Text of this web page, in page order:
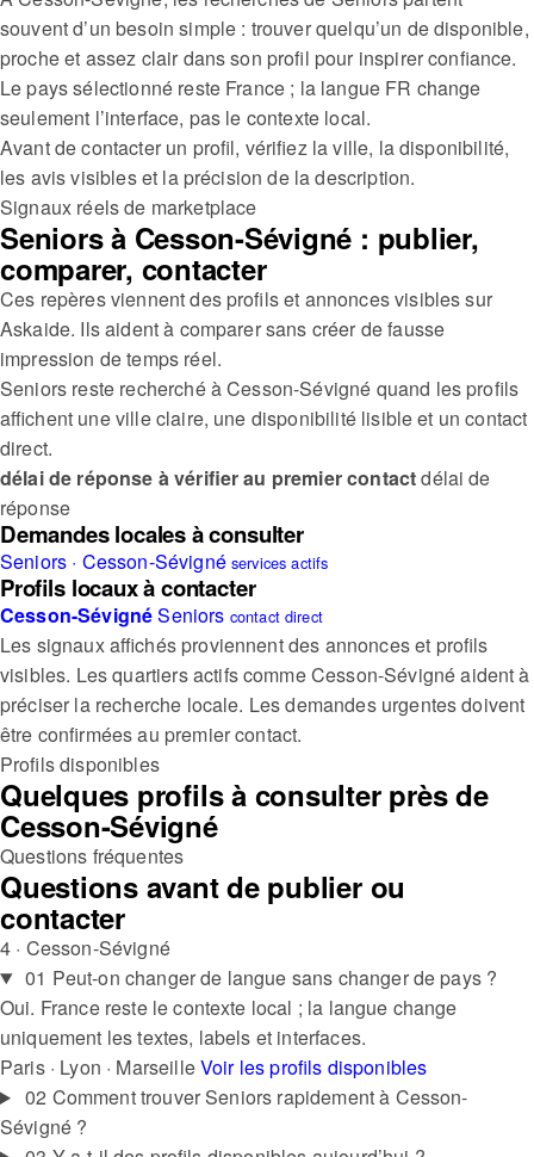
souvent d’un besoin simple : trouver quelqu’un de disponible,
proche et assez clair dans son profil pour inspirer confiance.
Le pays sélectionné reste France ; la langue FR change
seulement l’interface, pas le contexte local.
Avant de contacter un profil, vérifiez la ville, la disponibilité,
les avis visibles et la précision de la description.
Signaux réels de marketplace
Seniors à Cesson-Sévigné : publier,
comparer, contacter
Ces repères viennent des profils et annonces visibles sur
Askaide. Ils aident à comparer sans créer de fausse
impression de temps réel.
Seniors reste recherché à Cesson-Sévigné quand les profils
affichent une ville claire, une disponibilité lisible et un contact
direct.
délai de réponse à vérifier au premier contactdélai de
réponse
Demandes locales à consulter
Seniors · Cesson-Sévigné services actifs
Profils locaux à contacter
Cesson-SévignéSeniors contact direct
Les signaux affichés proviennent des annonces et profils
visibles. Les quartiers actifs comme Cesson-Sévigné aident à
préciser la recherche locale. Les demandes urgentes doivent
être confirmées au premier contact.
Profils disponibles
Quelques profils à consulter près de
Cesson-Sévigné
Questions fréquentes
Questions avant de publier ou
contacter
4 · Cesson-Sévigné
01 Peut-on changer de langue sans changer de pays ?
Oui. France reste le contexte local ; la langue change
uniquement les textes, labels et interfaces.
Paris · Lyon · MarseilleVoir les profils disponibles
02 Comment trouver Seniors rapidement à Cesson-
Sévigné ?